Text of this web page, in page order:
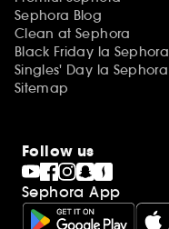
Sephora Blog
Clean at Sephora
Black Friday la Sephora
Singles' Day la Sephora
Sitemap
Follow us
Sephora App